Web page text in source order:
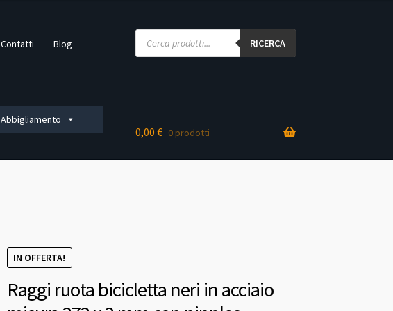
Contatti Blog
Products
search RICERCA
Abbigliamento
0,00 € 0 prodotti
IN OFFERTA!
Raggi ruota bicicletta neri in acciaio